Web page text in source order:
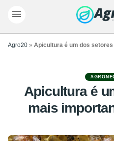
Agro20 » Apicultura é um dos
Apicultura é
mais